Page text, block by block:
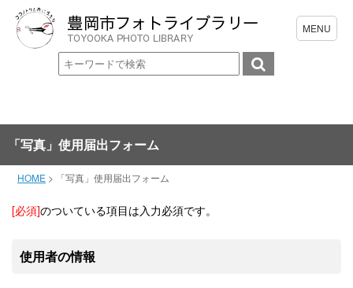
「写真」使用届出フォーム
HOME > 「写真」使用届出フォーム
[必須]のついている項目は入力必須です。
使用者の情報